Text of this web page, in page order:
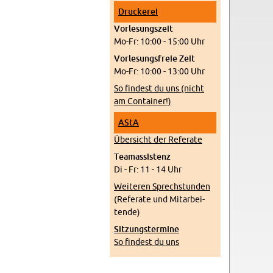
Dru­cke­rei
Vor­le­sungs­zeit
Mo-Fr: 10:00 - 15:00 Uhr
Vor­le­sungs­freie Zeit
Mo-Fr: 10:00 - 13:00 Uhr
So fin­dest du uns (nicht
am Con­tai­ner!)
AStA
Über­sicht der Re­fe­ra­te
Tea­m­as­sis­tenz
Di - Fr: 11 - 14 Uhr
Wei­te­ren Sprech­stun­den
(Re­fe­ra­te und Mit­ar­bei­
ten­de)
Sit­zungs­ter­mi­ne
So fin­dest du uns